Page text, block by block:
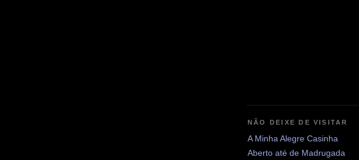
NÃO DEIXE DE VISITAR
A Minha Alegre Casinha
Aberto até de Madrugada